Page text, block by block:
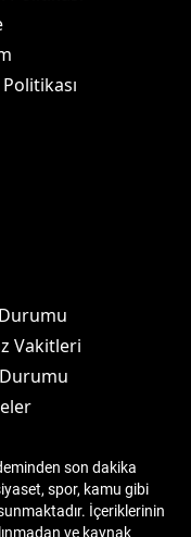
Vakitleri
son dakika
spor, kamu gibi
İçeriklerinin
ve kaynak